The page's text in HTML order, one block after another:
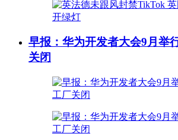
早报：华为开发者大会9月举
关闭